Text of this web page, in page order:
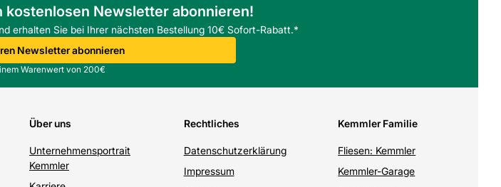
kostenlosen Newsletter abonnieren!
erhalten Sie bei Ihrer nächsten Bestellung 10€ Sofort-Rabatt.*
Newsletter abonnieren
Warenwert von 200€
Über uns
Unternehmensportrait
Kemmler
Rechtliches
Datenschutzerklärung
Impressum
Kemmler Familie
Fliesen: Kemmler
Kemmler-Garage